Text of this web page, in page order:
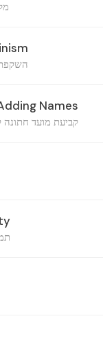
השקפת
Names
קביעת מועד